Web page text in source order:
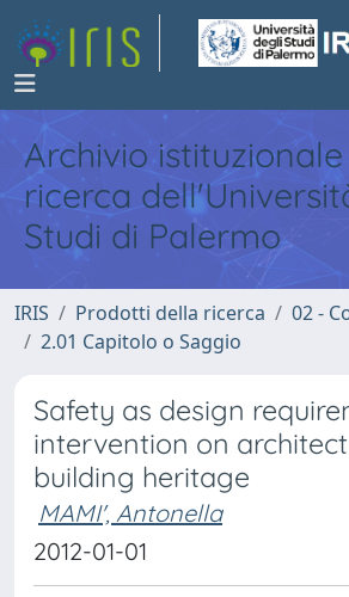
Archivio
ricerca
Studi di Palermo
IRIS Prodotti della ricerca
02 -
2.01 Capitolo o Saggio
Safety as design
intervention on
building heritage
MAMI', Antonella
2012-01-01